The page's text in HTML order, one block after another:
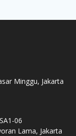
Minggu, Jakarta
06
Lama, Jakarta